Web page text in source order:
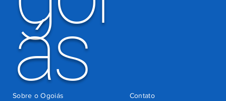
ás Contato
Sobre o Ogoiás